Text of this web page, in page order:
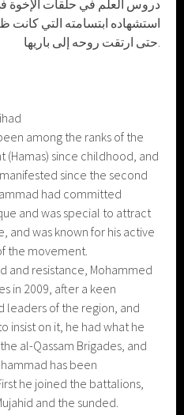
دروس العلم في حلقات الإخوة
استشهاده ابتسامته التي كانت
among the ranks of the
(Hamas) since childhood, and
since the second
had committed
and was special to attract
and was known for his active
the movement.
and resistance, Mohammed
in 2009, after a keen
leaders of the region, and
insist on it, he had what he
al-Qassam Brigades, and
has been
he joined the battalions,
and the sunded.